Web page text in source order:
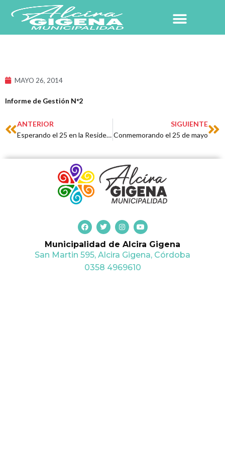
contenido
MAYO 26, 2014
Informe de Gestión N°2
Prev
ANTERIOR
Esperando el 25 en la Residencia «Santa María»
SIGUIENTE
Conmemorando el 25 de mayo
F
a
c
e
b
o
o
k
T
w
i
t
t
e
r
I
n
s
t
a
g
r
a
Y
o
u
t
u
b
e
Municipalidad de Alcira Gigena
San Martin 595, Alcira Gigena, Córdoba
0358 4969610